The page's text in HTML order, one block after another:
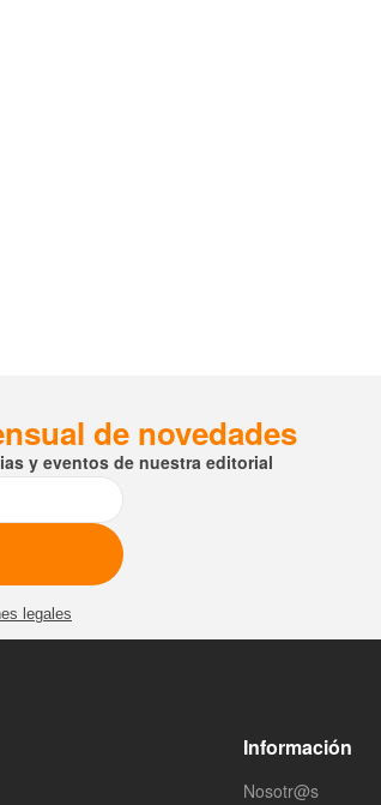
de novedades
y eventos de nuestra editorial
legales
Información
Nosotr@s